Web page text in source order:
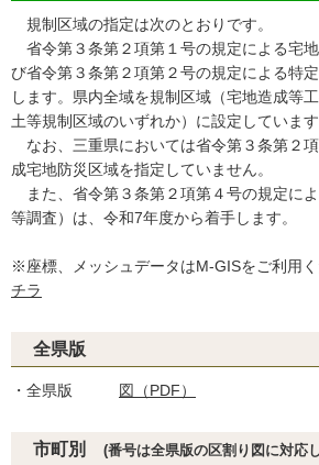
規制区域の指定は次のとおりです。
省令第３条第２項第１号の規定による宅
び省令第３条第２項第２号の規定による特
します。県内全域を規制区域（宅地造成等
土等規制区域のいずれか）に設定しています
なお、三重県においては省令第３条第２
成宅地防災区域を指定していません。
また、省令第３条第２項第４号の規定に
等調査）は、令和7年度から着手します。
※座標、メッシュデータはM-GISをご利用
チラ
全県版
・全県版 図（PDF）
市町別 (番号は全県版の区割り図に対応